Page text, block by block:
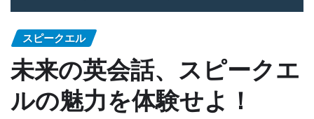
スピークエル
未来の英会話、スピークエ
ルの魅力を体験せよ！